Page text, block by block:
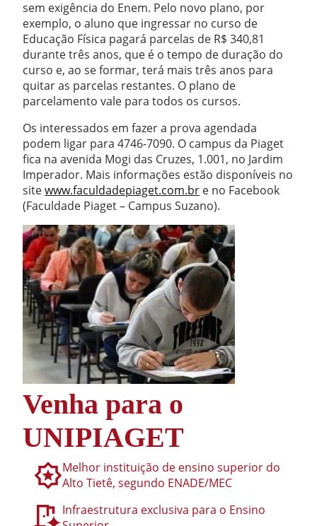
sem exigência do Enem. Pelo novo plano, por
exemplo, o aluno que ingressar no curso de
Educação Física pagará parcelas de R$ 340,81
durante três anos, que é o tempo de duração do
curso e, ao se formar, terá mais três anos para
quitar as parcelas restantes. O plano de
parcelamento vale para todos os cursos.
Os interessados em fazer a prova agendada
podem ligar para 4746-7090. O campus da Piaget
fica na avenida Mogi das Cruzes, 1.001, no Jardim
Imperador. Mais informações estão disponíveis no
sitewww.faculdadepiaget.com.br e no Facebook
(Faculdade Piaget – Campus Suzano).
Venha para o
UNIPIAGET
Melhor instituição de ensino superior do
Alto Tietê, segundo ENADE/MEC
Infraestrutura exclusiva para o Ensino